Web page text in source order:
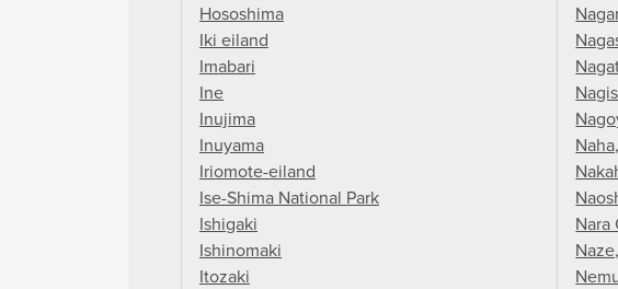
Hososhima
Iki eiland
Imabari
Ine
Inujima
Inuyama
Iriomote-eiland
Ise-Shima National Park
Ishigaki
Ishinomaki
Itozaki
Nara